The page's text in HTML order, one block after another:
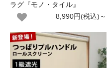
ラグ『モノ・タイル』
8,990円(税込)～